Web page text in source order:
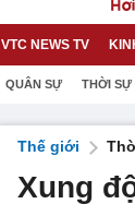
VTC NEWS TV
QUÂN SỰ THỜI SỰ
Thế giới
Xung